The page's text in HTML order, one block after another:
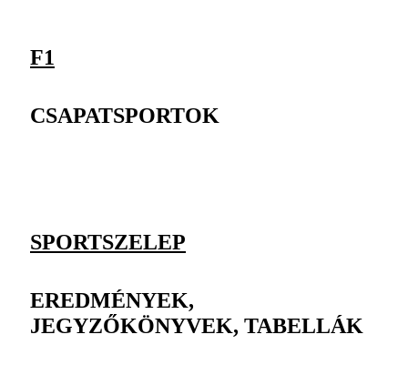
F1
CSAPATSPORTOK
SPORTSZELEP
EREDMÉNYEK,
JEGYZŐKÖNYVEK, TABELLÁK